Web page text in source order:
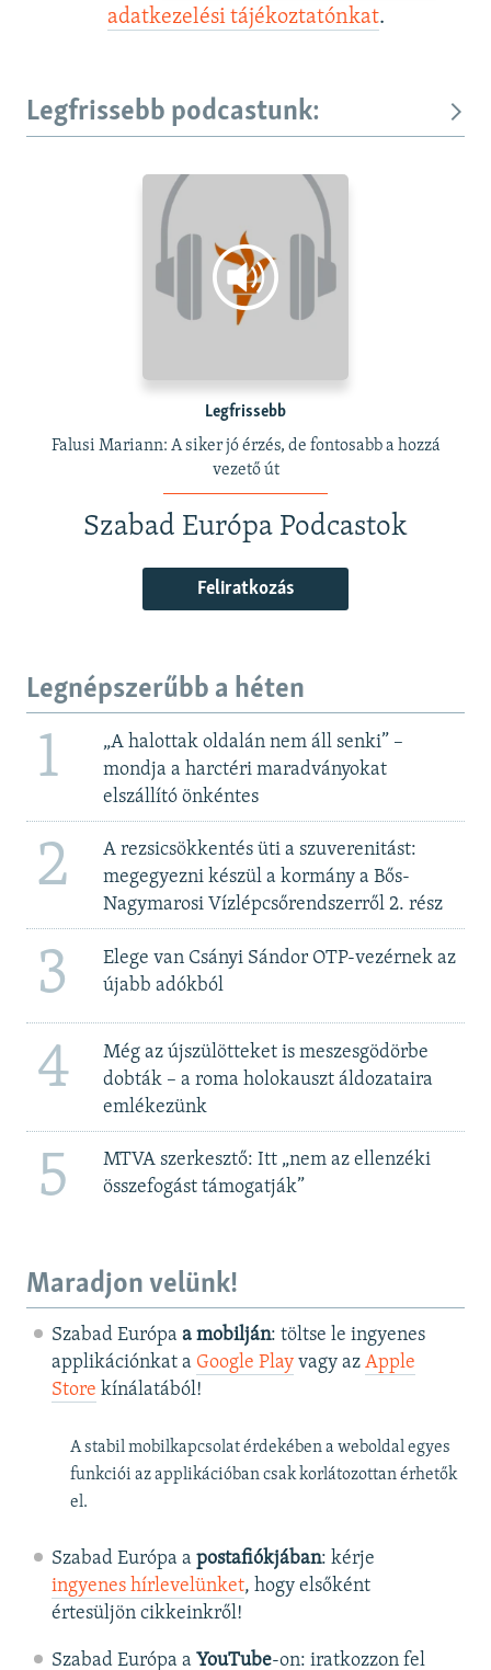
adatkezelési tájékoztatónkat.
Legfrissebb podcastunk:
Legfrissebb
Falusi Mariann: A siker jó érzés, de fontosabb a hozzá
vezető út
Szabad Európa Podcastok
Feliratkozás
Legnépszerűbb a héten
1
„A halottak oldalán nem áll senki” –
mondja a harctéri maradványokat
elszállító önkéntes
2
A rezsicsökkentés üti a szuverenitást:
megegyezni készül a kormány a Bős-
Nagymarosi Vízlépcsőrendszerről 2. rész
3
Elege van Csányi Sándor OTP-vezérnek az
újabb adókból
4
Még az újszülötteket is meszesgödörbe
dobták – a roma holokauszt áldozataira
emlékezünk
5
MTVA szerkesztő: Itt „nem az ellenzéki
összefogást támogatják”
Maradjon velünk!
Szabad Európa a mobilján: töltse le ingyenes
applikációnkat a Google Playvagy az Apple
Store kínálatából!
A stabil mobilkapcsolat érdekében a weboldal egyes
funkciói az applikációban csak korlátozottan érhetők
el.
Szabad Európa a postafiókjában: kérje
ingyenes hírlevelünket, hogy elsőként
értesüljön cikkeinkről!
Szabad Európa a YouTube-on: iratkozzon fel